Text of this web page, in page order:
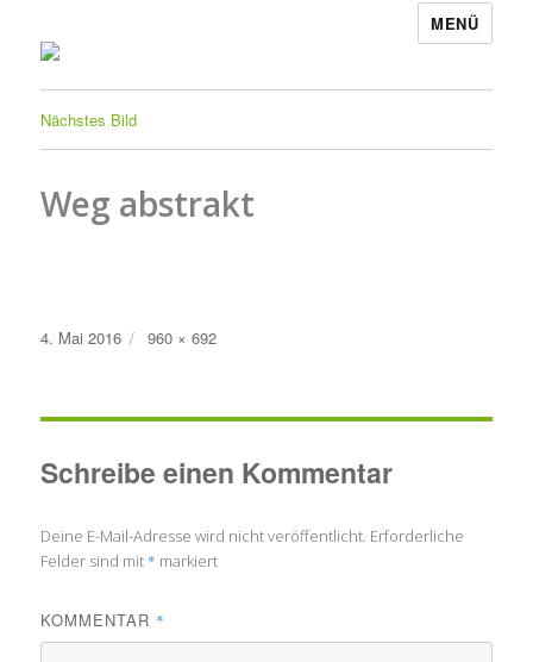
MENÜ
Nächstes Bild
Weg abstrakt
Veröffentlicht
4. Mai 2016 Originalgröße
960 × 692
Schreibe einen Kommentar
Deine E-Mail-Adresse wird nicht veröffentlicht. Erforderliche
Felder sind mit * markiert
KOMMENTAR *